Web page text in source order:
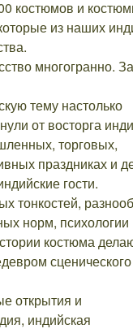
костюмов и
из наших
многогранно.
тему настолько
от восторга
торговых,
праздниках и
гости.
тонкостей,
норм, психологии
костюма
сценического
открытия и
индийская